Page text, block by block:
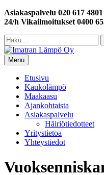
Siirry
sisältöön
Asiakaspalvelu 020 617
24/h Vikailmoitukset 0400
Haku:
Menu
Etusivu
Kaukolämpö
Maakaasu
Ajankohtaista
Asiakaspalvelu
Häiriötiedotteet
Yritystietoa
Yhteystiedot